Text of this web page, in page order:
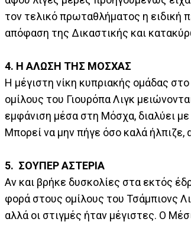
τον τελικό πρωταθλήματος η ειδική
απόφαση της Δικαστικής και
4. Η ΑΛΩΣΗ ΤΗΣ ΜΟΣΧΑΣ
Η μέγιστη νίκη κυπριακής ομάδας
ομίλους του Γιουρόπα Λιγκ
εμφάνιση μέσα στη Μόσχα, διαλύει
Μπορεί να μην πήγε όσο καλά ήλπιζε,
5. ΣΟΥΠΕΡ ΑΣΤΕΡΙΑ
Αν και βρήκε δυσκολίες στα εκτός
φορά στους ομίλους του Τσάμπιονς
αλλά οι στιγμές ήταν μέγιστες. Ο